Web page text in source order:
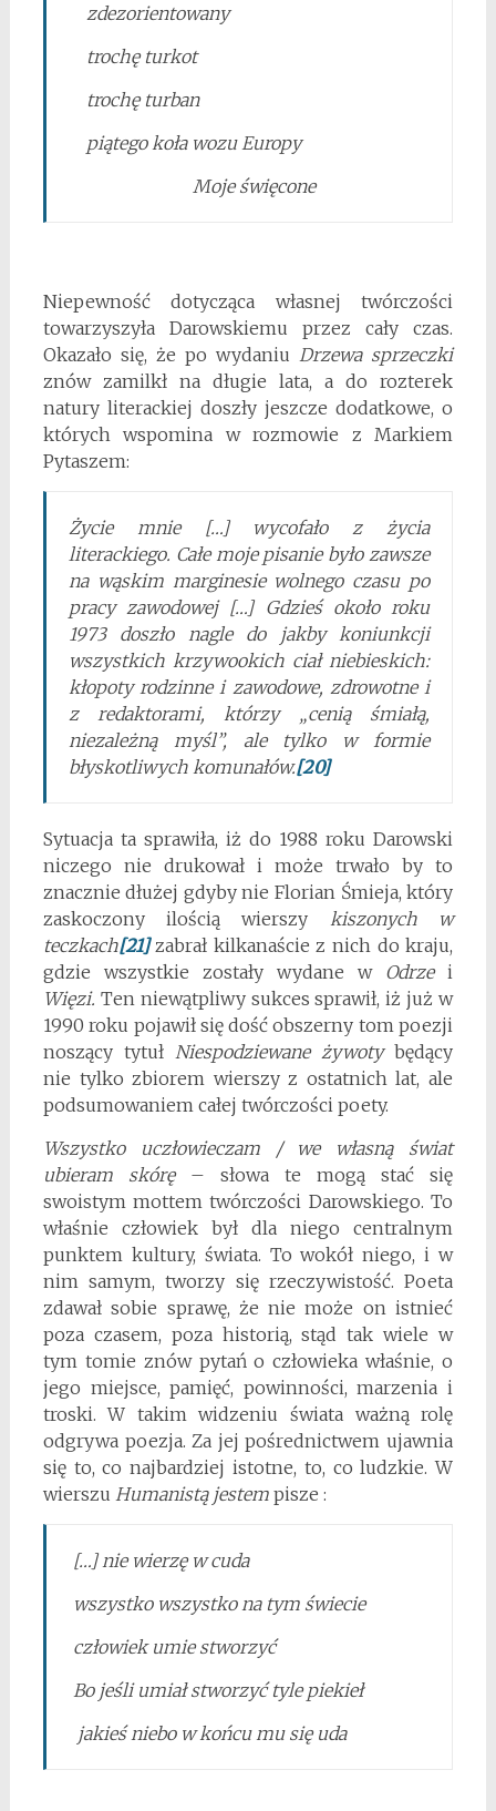
zdezorientowany
trochę turkot
trochę turban
piątego koła wozu Europy
Moje święcone
Niepewność dotycząca własnej twórczości
towarzyszyła Darowskiemu przez cały czas.
Okazało się, że po wydaniu Drzewa sprzeczki
znów zamilkł na długie lata, a do rozterek
natury literackiej doszły jeszcze dodatkowe, o
których wspomina w rozmowie z Markiem
Pytaszem:
Życie mnie […] wycofało z życia
literackiego. Całe moje pisanie było zawsze
na wąskim marginesie wolnego czasu po
pracy zawodowej […] Gdzieś około roku
1973 doszło nagle do jakby koniunkcji
wszystkich krzywookich ciał niebieskich:
kłopoty rodzinne i zawodowe, zdrowotne i
z redaktorami, którzy „cenią śmiałą,
niezależną myśl”, ale tylko w formie
błyskotliwych komunałów.[20]
Sytuacja ta sprawiła, iż do 1988 roku Darowski
niczego nie drukował i może trwało by to
znacznie dłużej gdyby nie Florian Śmieja, który
zaskoczony ilością wierszy
kiszonych w
teczkach[21] zabrał kilkanaście z nich do kraju,
gdzie wszystkie zostały wydane w Odrze i
Więzi. Ten niewątpliwy sukces sprawił, iż już w
1990 roku pojawił się dość obszerny tom poezji
noszący tytuł Niespodziewane żywotybędący
nie tylko zbiorem wierszy z ostatnich lat, ale
podsumowaniem całej twórczości poety.
Wszystko uczłowieczam / we własną świat
ubieram skórę – słowa te mogą stać się
swoistym mottem twórczości Darowskiego. To
właśnie człowiek był dla niego centralnym
punktem kultury, świata. To wokół niego, i w
nim samym, tworzy się rzeczywistość. Poeta
zdawał sobie sprawę, że nie może on istnieć
poza czasem, poza historią, stąd tak wiele w
tym tomie znów pytań o człowieka właśnie, o
jego miejsce, pamięć, powinności, marzenia i
troski. W takim widzeniu świata ważną rolę
odgrywa poezja. Za jej pośrednictwem ujawnia
się to, co najbardziej istotne, to, co ludzkie. W
wierszu Humanistą jestem pisze :
[…] nie wierzę w cuda
wszystko wszystko na tym świecie
człowiek umie stworzyć
Bo jeśli umiał stworzyć tyle piekieł
jakieś niebo w końcu mu się uda